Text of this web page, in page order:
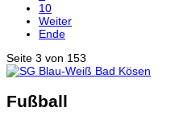
10
Weiter
Ende
Seite 3 von 153
Fußball